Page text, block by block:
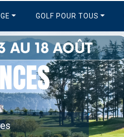
GOLF POUR TOUS